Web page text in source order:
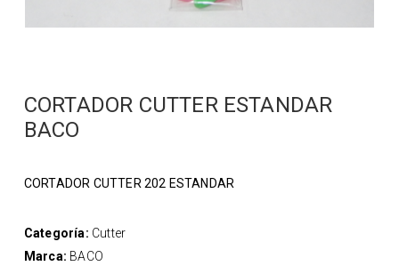
CORTADOR CUTTER ESTANDAR
BACO
CORTADOR CUTTER 202 ESTANDAR
Categoría: Cutter
Marca: BACO